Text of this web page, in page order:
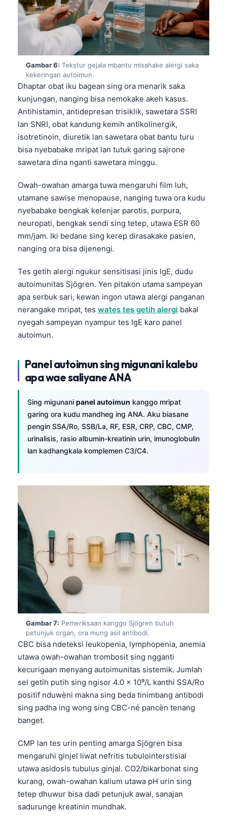
Gambar 6: Tekstur gejala mbantu misahake alergi saka
kekeringan autoimun.
Dhaptar obat iku bagean sing ora menarik saka
kunjungan, nanging bisa nemokake akeh kasus.
Antihistamin, antidepresan trisiklik, sawetara SSRI
lan SNRI, obat kandung kemih antikolinergik,
isotretinoin, diuretik lan sawetara obat bantu turu
bisa nyebabake mripat lan tutuk garing sajrone
sawetara dina nganti sawetara minggu.
Owah-owahan amarga tuwa mengaruhi film luh,
utamane sawise menopause, nanging tuwa ora kudu
nyebabake bengkak kelenjar parotis, purpura,
neuropati, bengkak sendi sing tetep, utawa ESR 60
mm/jam. Iki bedane sing kerep dirasakake pasien,
nanging ora bisa dijenengi.
Tes getih alergi ngukur sensitisasi jinis IgE, dudu
autoimunitas Sjögren. Yen pitakon utama sampeyan
apa serbuk sari, kewan ingon utawa alergi panganan
nerangake mripat, tes wates tes getih alergi bakal
nyegah sampeyan nyampur tes IgE karo panel
autoimun.
Panel autoimun sing migunani kalebu
apa wae saliyane ANA
Sing migunani panel autoimun kanggo mripat
garing ora kudu mandheg ing ANA. Aku biasane
pengin SSA/Ro, SSB/La, RF, ESR, CRP, CBC, CMP,
urinalisis, rasio albumin-kreatinin urin, imunoglobulin
lan kadhangkala komplemen C3/C4.
Gambar 7: Pemeriksaan kanggo Sjögren butuh
petunjuk organ, ora mung asil antibodi.
CBC bisa ndeteksi leukopenia, lymphopenia, anemia
utawa owah-owahan trombosit sing ngganti
kecurigaan menyang autoimunitas sistemik. Jumlah
sel getih putih sing ngisor 4.0 x 10⁹/L kanthi SSA/Ro
positif nduwèni makna sing beda tinimbang antibodi
sing padha ing wong sing CBC-né pancèn tenang
banget.
CMP lan tes urin penting amarga Sjögren bisa
mengaruhi ginjel liwat nefritis tubulointerstisial
utawa asidosis tubulus ginjal. CO2/bikarbonat sing
kurang, owah-owahan kalium utawa pH urin sing
tetep dhuwur bisa dadi petunjuk awal, sanajan
sadurunge kreatinin mundhak.
Shqip
বাংলা
اردو
मराठी
తెలుగు
ગુજરાતી
ಕನ್ನಡ
മലയാളം
Bahasa Melayu
Tiếng Việt
Tagalog
ဗမာစာ
ភាសាខ្មែរ
Kiswahili
አማርኛ
Hrvatski
Slovenčina
سنڌي
සිංහල
Galego
Latviešu valoda
Македонски јазик
Euskara
Occitan
العربية المغربية
Afrikaans
Монгол
Cebuano
ئۇيغۇرچە
Кыргызча
Татар теле
Беларуская мова
Esperanto
Frysk
Ślōnskŏ gŏdka
Norsk bokmål